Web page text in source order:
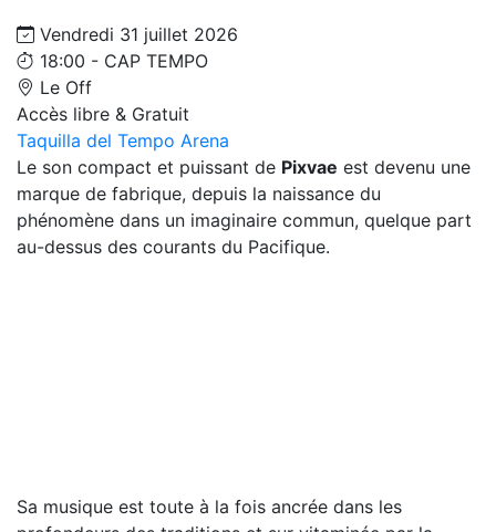
Vendredi 31 juillet 2026
18:00 - CAP TEMPO
Le Off
Accès libre & Gratuit
Taquilla del Tempo Arena
Le son compact et puissant de Pixvae est devenu une
marque de fabrique, depuis la naissance du
phénomène dans un imaginaire commun, quelque part
au-dessus des courants du Pacifique.
Sa musique est toute à la fois ancrée dans les